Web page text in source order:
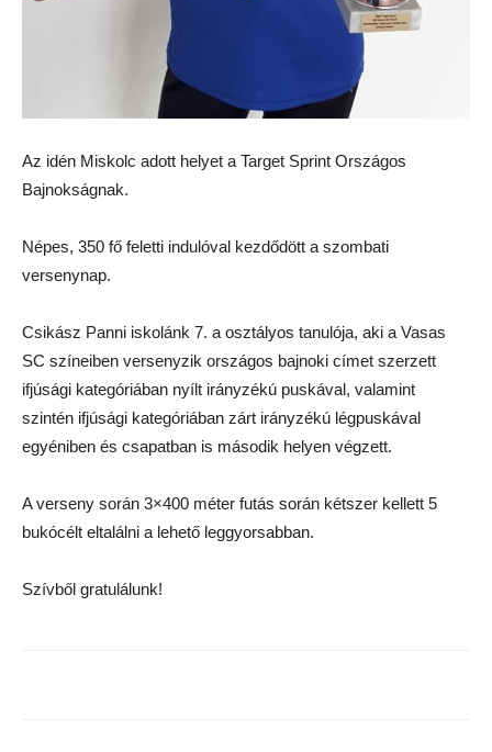
Az idén Miskolc adott helyet a Target Sprint Országos
Bajnokságnak.
Népes, 350 fő feletti indulóval kezdődött a szombati
versenynap.
Csikász Panni iskolánk 7. a osztályos tanulója, aki a Vasas
SC színeiben versenyzik országos bajnoki címet szerzett
ifjúsági kategóriában nyílt irányzékú puskával, valamint
szintén ifjúsági kategóriában zárt irányzékú légpuskával
egyéniben és csapatban is második helyen végzett.
A verseny során 3×400 méter futás során kétszer kellett 5
bukócélt eltalálni a lehető leggyorsabban.
Szívből gratulálunk!